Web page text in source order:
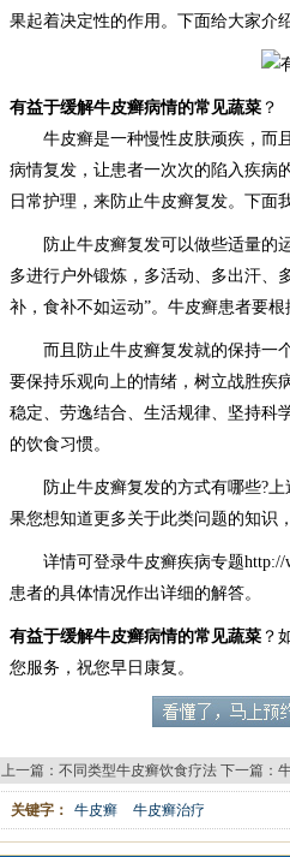
果起着决定性的作用。下面给大家介
有益于缓解牛皮癣病情的常见蔬菜 ？
牛皮癣是一种慢性皮肤顽疾，而且
病情复发，让患者一次次的陷入疾病
日常护理，来防止牛皮癣复发。下面
防止牛皮癣复发可以做些适量的运
多进行户外锻炼，多活动、多出汗、
补，食补不如运动”。牛皮癣患者要
而且防止牛皮癣复发就的保持一个
要保持乐观向上的情绪，树立战胜疾
稳定、劳逸结合、生活规律、坚持科
的饮食习惯。
防止牛皮癣复发的方式有哪些?上
果您想知道更多关于此类问题的知识
详情可登录牛皮癣疾病专题http://
患者的具体情况作出详细的解答。
有益于缓解牛皮癣病情的常见蔬菜 ？
您服务，祝您早日康复。
上一篇： 不同类型牛皮癣饮食疗法 下一篇：
关键字： 牛皮癣 牛皮癣治疗